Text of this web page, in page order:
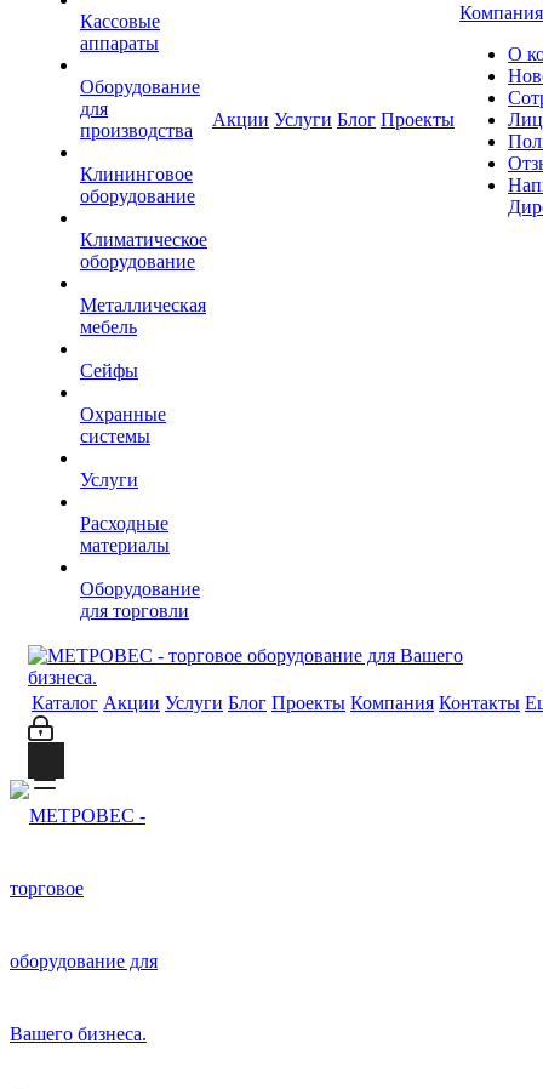
Кассовые
аппараты
Оборудование
для
производства
Клининговое
оборудование
Климатическое
оборудование
Металлическая
мебель
Сейфы
Охранные
системы
Услуги
Расходные
материалы
Оборудование
для торговли
Акции Услуги Блог Проекты
Компания
О
Каталог Акции Услуги Блог Проекты Компания Контакты